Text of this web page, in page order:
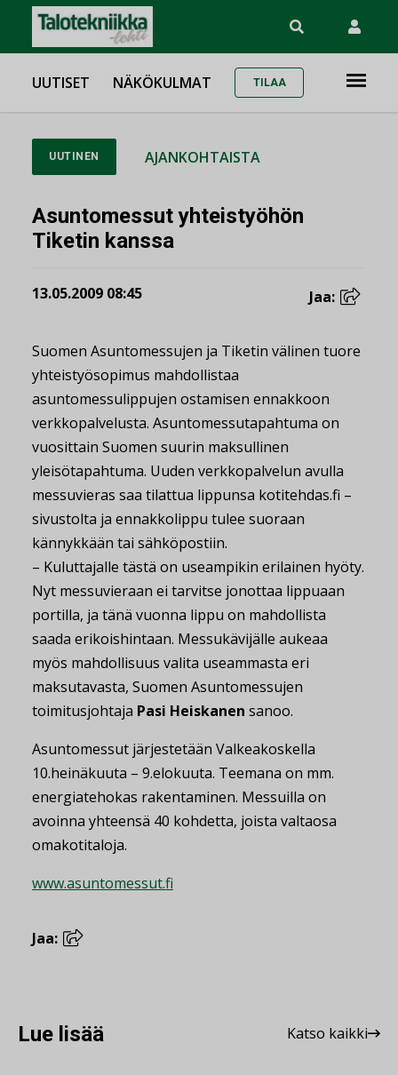
UUTISET NÄKÖKULMAT TILAA
UUTINEN AJANKOHTAISTA
Asuntomessut yhteistyöhön
Tiketin kanssa
13.05.2009 08:45 Jaa:
Suomen Asuntomessujen ja Tiketin välinen tuore
yhteistyösopimus mahdollistaa
asuntomessulippujen ostamisen ennakkoon
verkkopalvelusta. Asuntomessutapahtuma on
vuosittain Suomen suurin maksullinen
yleisötapahtuma. Uuden verkkopalvelun avulla
messuvieras saa tilattua lippunsa kotitehdas.fi –
sivustolta ja ennakkolippu tulee suoraan
kännykkään tai sähköpostiin.
– Kuluttajalle tästä on useampikin erilainen hyöty.
Nyt messuvieraan ei tarvitse jonottaa lippuaan
portilla, ja tänä vuonna lippu on mahdollista
saada erikoishintaan. Messukävijälle aukeaa
myös mahdollisuus valita useammasta eri
maksutavasta, Suomen Asuntomessujen
toimitusjohtaja Pasi Heiskanen sanoo.
Asuntomessut järjestetään Valkeakoskella
10.heinäkuuta – 9.elokuuta. Teemana on mm.
energiatehokas rakentaminen. Messuilla on
avoinna yhteensä 40 kohdetta, joista valtaosa
omakotitaloja.
www.asuntomessut.fi
Jaa:
Lue lisää Katso kaikki